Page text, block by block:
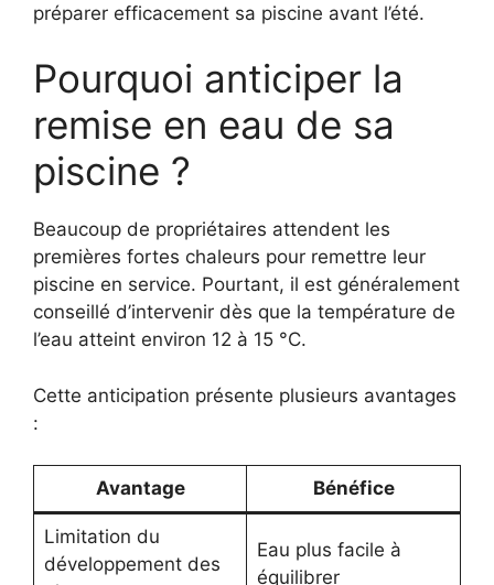
préparer efficacement sa piscine avant l’été.
Pourquoi anticiper la
remise en eau de sa
piscine ?
Beaucoup de propriétaires attendent les
premières fortes chaleurs pour remettre leur
piscine en service. Pourtant, il est généralement
conseillé d’intervenir dès que la température de
l’eau atteint environ 12 à 15 °C.
Cette anticipation présente plusieurs avantages
:
Avantage Bénéfice
Limitation du
développement des
Eau plus facile à
équilibrer